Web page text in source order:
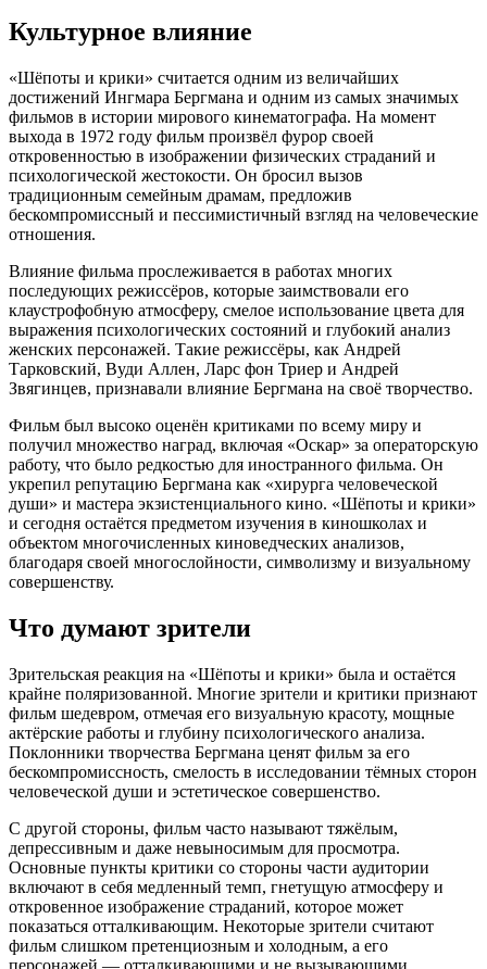
Культурное влияние
«Шёпоты и крики» считается одним из величайших
достижений Ингмара Бергмана и одним из самых значимых
фильмов в истории мирового кинематографа. На момент
выхода в 1972 году фильм произвёл фурор своей
откровенностью в изображении физических страданий и
психологической жестокости. Он бросил вызов
традиционным семейным драмам, предложив
бескомпромиссный и пессимистичный взгляд на человеческие
отношения.
Влияние фильма прослеживается в работах многих
последующих режиссёров, которые заимствовали его
клаустрофобную атмосферу, смелое использование цвета для
выражения психологических состояний и глубокий анализ
женских персонажей. Такие режиссёры, как Андрей
Тарковский, Вуди Аллен, Ларс фон Триер и Андрей
Звягинцев, признавали влияние Бергмана на своё творчество.
Фильм был высоко оценён критиками по всему миру и
получил множество наград, включая «Оскар» за операторскую
работу, что было редкостью для иностранного фильма. Он
укрепил репутацию Бергмана как «хирурга человеческой
души» и мастера экзистенциального кино. «Шёпоты и крики»
и сегодня остаётся предметом изучения в киношколах и
объектом многочисленных киноведческих анализов,
благодаря своей многослойности, символизму и визуальному
совершенству.
Что думают зрители
Зрительская реакция на «Шёпоты и крики» была и остаётся
крайне поляризованной. Многие зрители и критики признают
фильм шедевром, отмечая его визуальную красоту, мощные
актёрские работы и глубину психологического анализа.
Поклонники творчества Бергмана ценят фильм за его
бескомпромиссность, смелость в исследовании тёмных сторон
человеческой души и эстетическое совершенство.
С другой стороны, фильм часто называют тяжёлым,
депрессивным и даже невыносимым для просмотра.
Основные пункты критики со стороны части аудитории
включают в себя медленный темп, гнетущую атмосферу и
откровенное изображение страданий, которое может
показаться отталкивающим. Некоторые зрители считают
фильм слишком претенциозным и холодным, а его
персонажей — отталкивающими и не вызывающими